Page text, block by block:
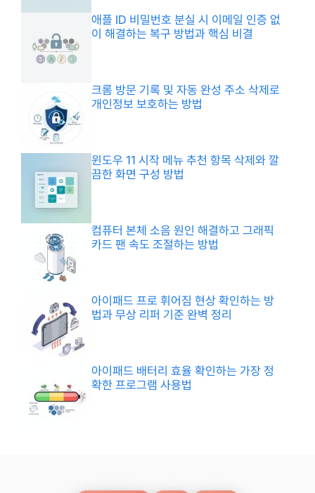
애플 ID 비밀번호 분실 시 이메일 인증 없
이 해결하는 복구 방법과 핵심 비결
크롬 방문 기록 및 자동 완성 주소 삭제로
개인정보 보호하는 방법
윈도우 11 시작 메뉴 추천 항목 삭제와 깔
끔한 화면 구성 방법
컴퓨터 본체 소음 원인 해결하고 그래픽
카드 팬 속도 조절하는 방법
아이패드 프로 휘어짐 현상 확인하는 방
법과 무상 리퍼 기준 완벽 정리
아이패드 배터리 효율 확인하는 가장 정
확한 프로그램 사용법